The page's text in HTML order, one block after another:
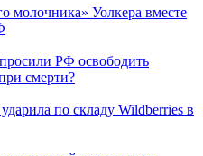
молочника» Уолкера вместе
РФ освободить
смерти?
по складу Wildberries в